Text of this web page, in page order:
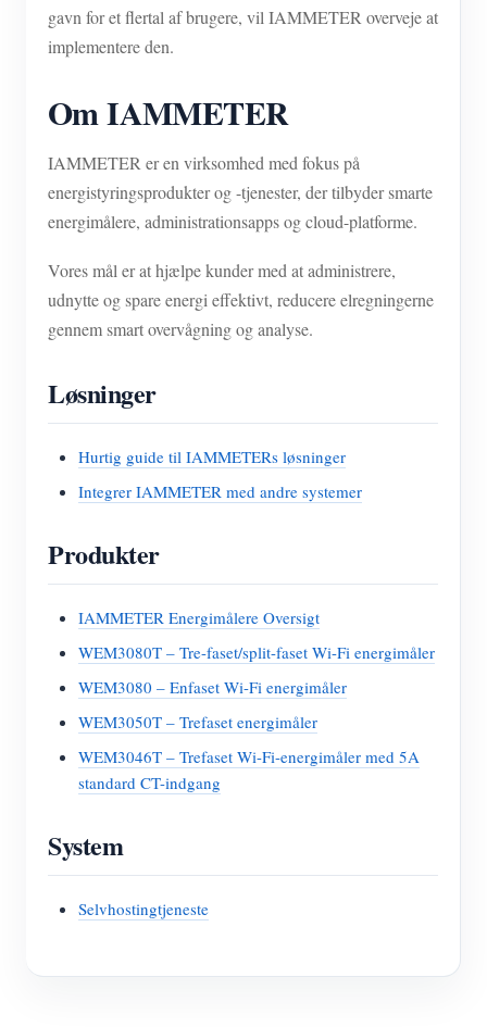
gavn for et flertal af brugere, vil IAMMETER overveje at
implementere den.
Om IAMMETER
IAMMETER er en virksomhed med fokus på
energistyringsprodukter og -tjenester, der tilbyder smarte
energimålere, administrationsapps og cloud-platforme.
Vores mål er at hjælpe kunder med at administrere,
udnytte og spare energi effektivt, reducere elregningerne
gennem smart overvågning og analyse.
Løsninger
Hurtig guide til IAMMETERs løsninger
Integrer IAMMETER med andre systemer
Produkter
IAMMETER Energimålere Oversigt
WEM3080T – Tre-faset/split-faset Wi-Fi energimåler
WEM3080 – Enfaset Wi-Fi energimåler
WEM3050T – Trefaset energimåler
WEM3046T – Trefaset Wi-Fi-energimåler med 5A
standard CT-indgang
System
Selvhostingtjeneste